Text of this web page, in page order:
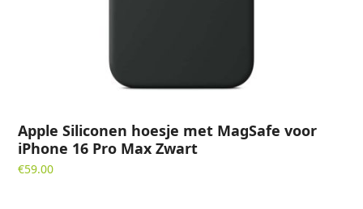
Apple Siliconen hoesje met MagSafe voor
iPhone 16 Pro Max Zwart
€59.00